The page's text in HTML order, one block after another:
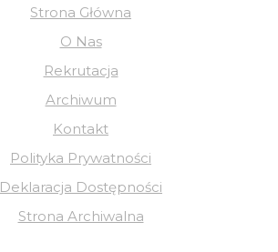
Strona Główna
O Nas
Rekrutacja
Archiwum
Kontakt
Polityka Prywatności
Deklaracja Dostępności
Strona Archiwalna